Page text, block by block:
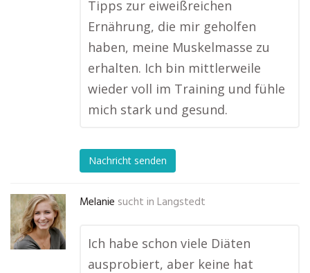
Tipps zur eiweißreichen
Ernährung, die mir geholfen
haben, meine Muskelmasse zu
erhalten. Ich bin mittlerweile
wieder voll im Training und fühle
mich stark und gesund.
Nachricht senden
Melanie sucht in Langstedt
Ich habe schon viele Diäten
ausprobiert, aber keine hat